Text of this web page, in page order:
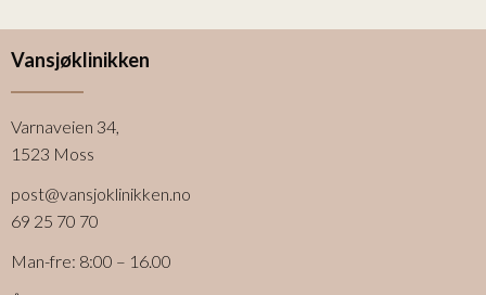
Vansjøklinikken
Varnaveien 34,
1523 Moss
post@vansjoklinikken.no
69 25 70 70
Man-fre: 8:00 – 16.00